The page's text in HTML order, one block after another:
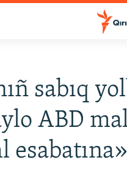
sabıq
ABD